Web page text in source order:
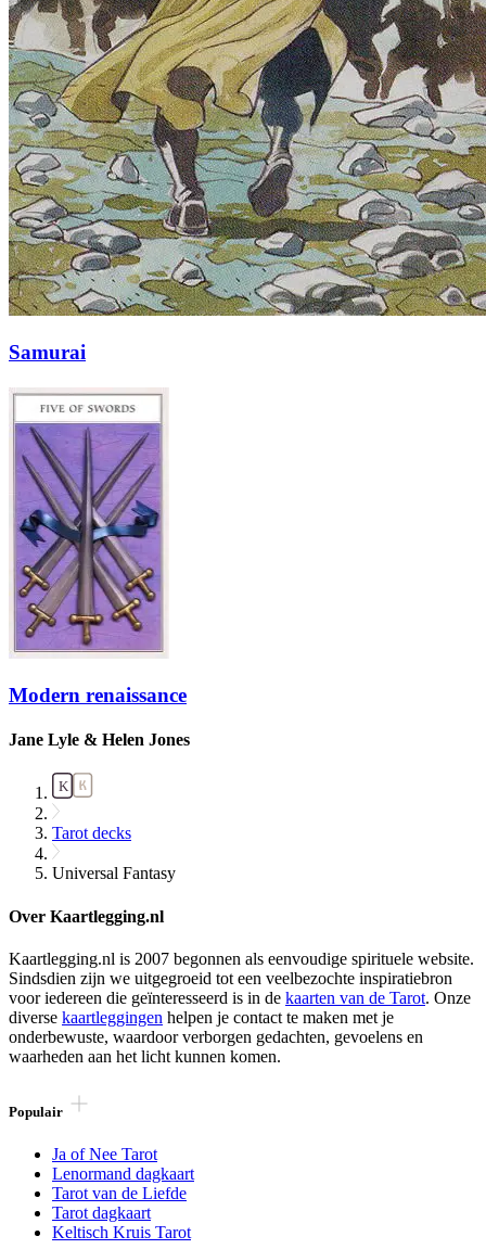
Samurai
Modern renaissance
Jane Lyle & Helen Jones
Tarot decks
Universal Fantasy
Over Kaartlegging.nl
Kaartlegging.nl is 2007 begonnen als eenvoudige spirituele website.
Sindsdien zijn we uitgegroeid tot een veelbezochte inspiratiebron
voor iedereen die geïnteresseerd is in de kaarten van de Tarot. Onze
diverse kaartleggingen helpen je contact te maken met je
onderbewuste, waardoor verborgen gedachten, gevoelens en
waarheden aan het licht kunnen komen.
Populair
Ja of Nee Tarot
Lenormand dagkaart
Tarot van de Liefde
Tarot dagkaart
Keltisch Kruis Tarot